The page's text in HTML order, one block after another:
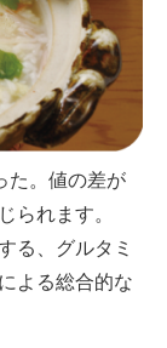
た。値の差が
られます。
る、グルタミ
よる総合的な